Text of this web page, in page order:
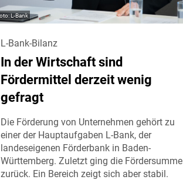
L-Bank
L-Bank-Bilanz
In der Wirtschaft sind
Fördermittel derzeit wenig
gefragt
Die Förderung von Unternehmen gehört zu
einer der Hauptaufgaben L-Bank, der
landeseigenen Förderbank in Baden-
Württemberg. Zuletzt ging die Fördersumme
zurück. Ein Bereich zeigt sich aber stabil.